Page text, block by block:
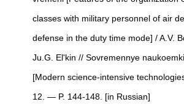
classes with military personnel of air
defense in the duty time mode] / A.V.
Ju.G. El'kin // Sovremennye
[Modern science-intensive
12. — P. 144-148. [in Russian]